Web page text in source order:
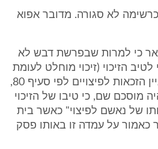
לא סגורה. מדובר אפוא
כי למרות שבפרשת דבש לא
הזיכוי (זיכוי מוחלט לעומת
זיכוי מחמת הספק) לעניין הזכאות לפיצויים לפי סעיף 80,
מוסכם שם, כי טיבו של הזיכוי
של נאשם לפיצוי" כאשר בית
כאמור על עמדה זו באותו פסק